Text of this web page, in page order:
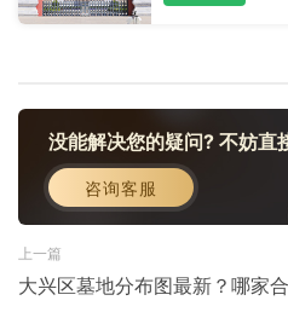
没能解决您的疑问? 不妨直
咨询客服
上一篇
大兴区墓地分布图最新？哪家